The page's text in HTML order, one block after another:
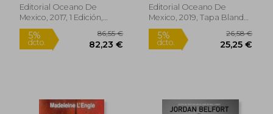
Editorial Oceano De
Mexico, 2017, 1 Edición,
Tapa Blanda, Nuevo
Editorial Oceano De
Mexico, 2019, Tapa Blanda,
Nuevo